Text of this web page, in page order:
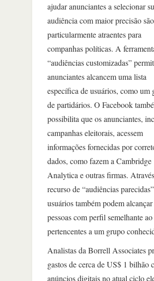
ajudar anunciantes a selecionar
audiência com maior precisão são
particularmente atraentes para
companhas políticas. A
“audiências customizadas”
anunciantes alcancem uma lista
específica de usuários, como um
de partidários. O Facebook
possibilita que os anunciantes,
campanhas eleitorais, acessem
informações fornecidas por
dados, como fazem a Cambridge
Analytica e outras firmas.
recurso de “audiências
usuários também podem alcançar
pessoas com perfil semelhante ao
pertencentes a um grupo
Analistas da Borrell Associates
gastos de cerca de US$ 1 bilhão
anúncios digitais no atual ciclo